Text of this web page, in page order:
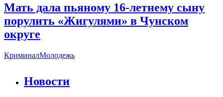
Мать дала пьяному 16-летнему сыну
порулить «Жигулями» в Чунском
округе
КриминалМолодежь
Новости